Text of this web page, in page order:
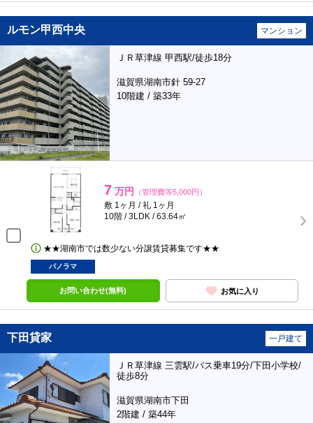
ルモン甲西中央 マンション
ＪＲ草津線 甲西駅/徒歩18分
滋賀県湖南市針 59-27
10階建 / 築33年
7 万円 （管理費等5,000円）
敷 1ヶ月 / 礼 1ヶ月
10階 / 3LDK / 63.64㎡
★★湖南市では数少ない分譲賃貸募集です★★
パノラマ
お問い合わせ(無料) お気に入り
下田貸家 一戸建て
ＪＲ草津線 三雲駅/バス乗車19分/下田小学校/
徒歩8分
滋賀県湖南市下田
2階建 / 築44年